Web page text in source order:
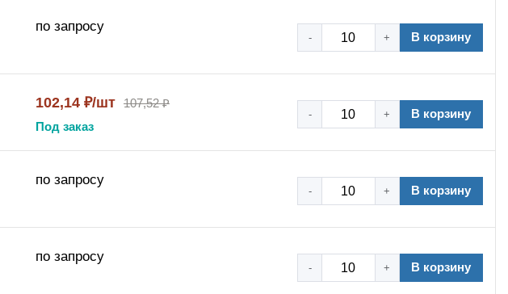
по запросу
- + В корзину
102,14 ₽/шт 107,52 ₽
Под заказ
- + В корзину
по запросу
- + В корзину
по запросу
- + В корзину